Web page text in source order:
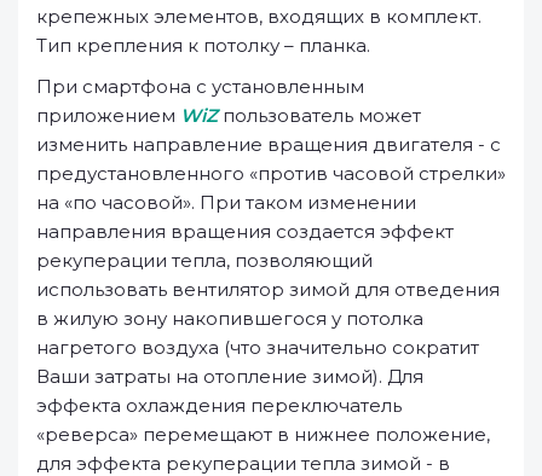
крепежных элементов, входящих в комплект.
Тип крепления к потолку – планка.
При смартфона с установленным
приложением WiZпользователь может
изменить направление вращения двигателя - с
предустановленного «против часовой стрелки»
на «по часовой». При таком изменении
направления вращения создается эффект
рекуперации тепла, позволяющий
использовать вентилятор зимой для отведения
в жилую зону накопившегося у потолка
нагретого воздуха (что значительно сократит
Ваши затраты на отопление зимой). Для
эффекта охлаждения переключатель
«реверса» перемещают в нижнее положение,
для эффекта рекуперации тепла зимой - в